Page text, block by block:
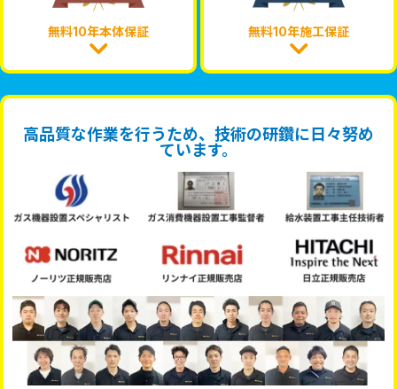
無料10年本体保証 無料10年施工保証
高品質な作業を行うため、技術の研鑽に日々努め
ています。